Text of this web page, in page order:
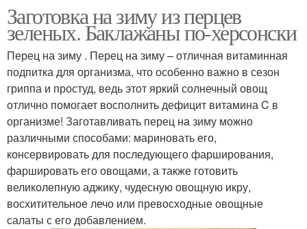
Заготовка на зиму из перцев
зеленых. Баклажаны по-херсонски
Перец на зиму . Перец на зиму – отличная витаминная
подпитка для организма, что особенно важно в сезон
гриппа и простуд, ведь этот яркий солнечный овощ
отлично помогает восполнить дефицит витамина C в
организме! Заготавливать перец на зиму можно
различными способами: мариновать его,
консервировать для последующего фарширования,
фаршировать его овощами, а также готовить
великолепную аджику, чудесную овощную икру,
восхитительное лечо или превосходные овощные
салаты с его добавлением.